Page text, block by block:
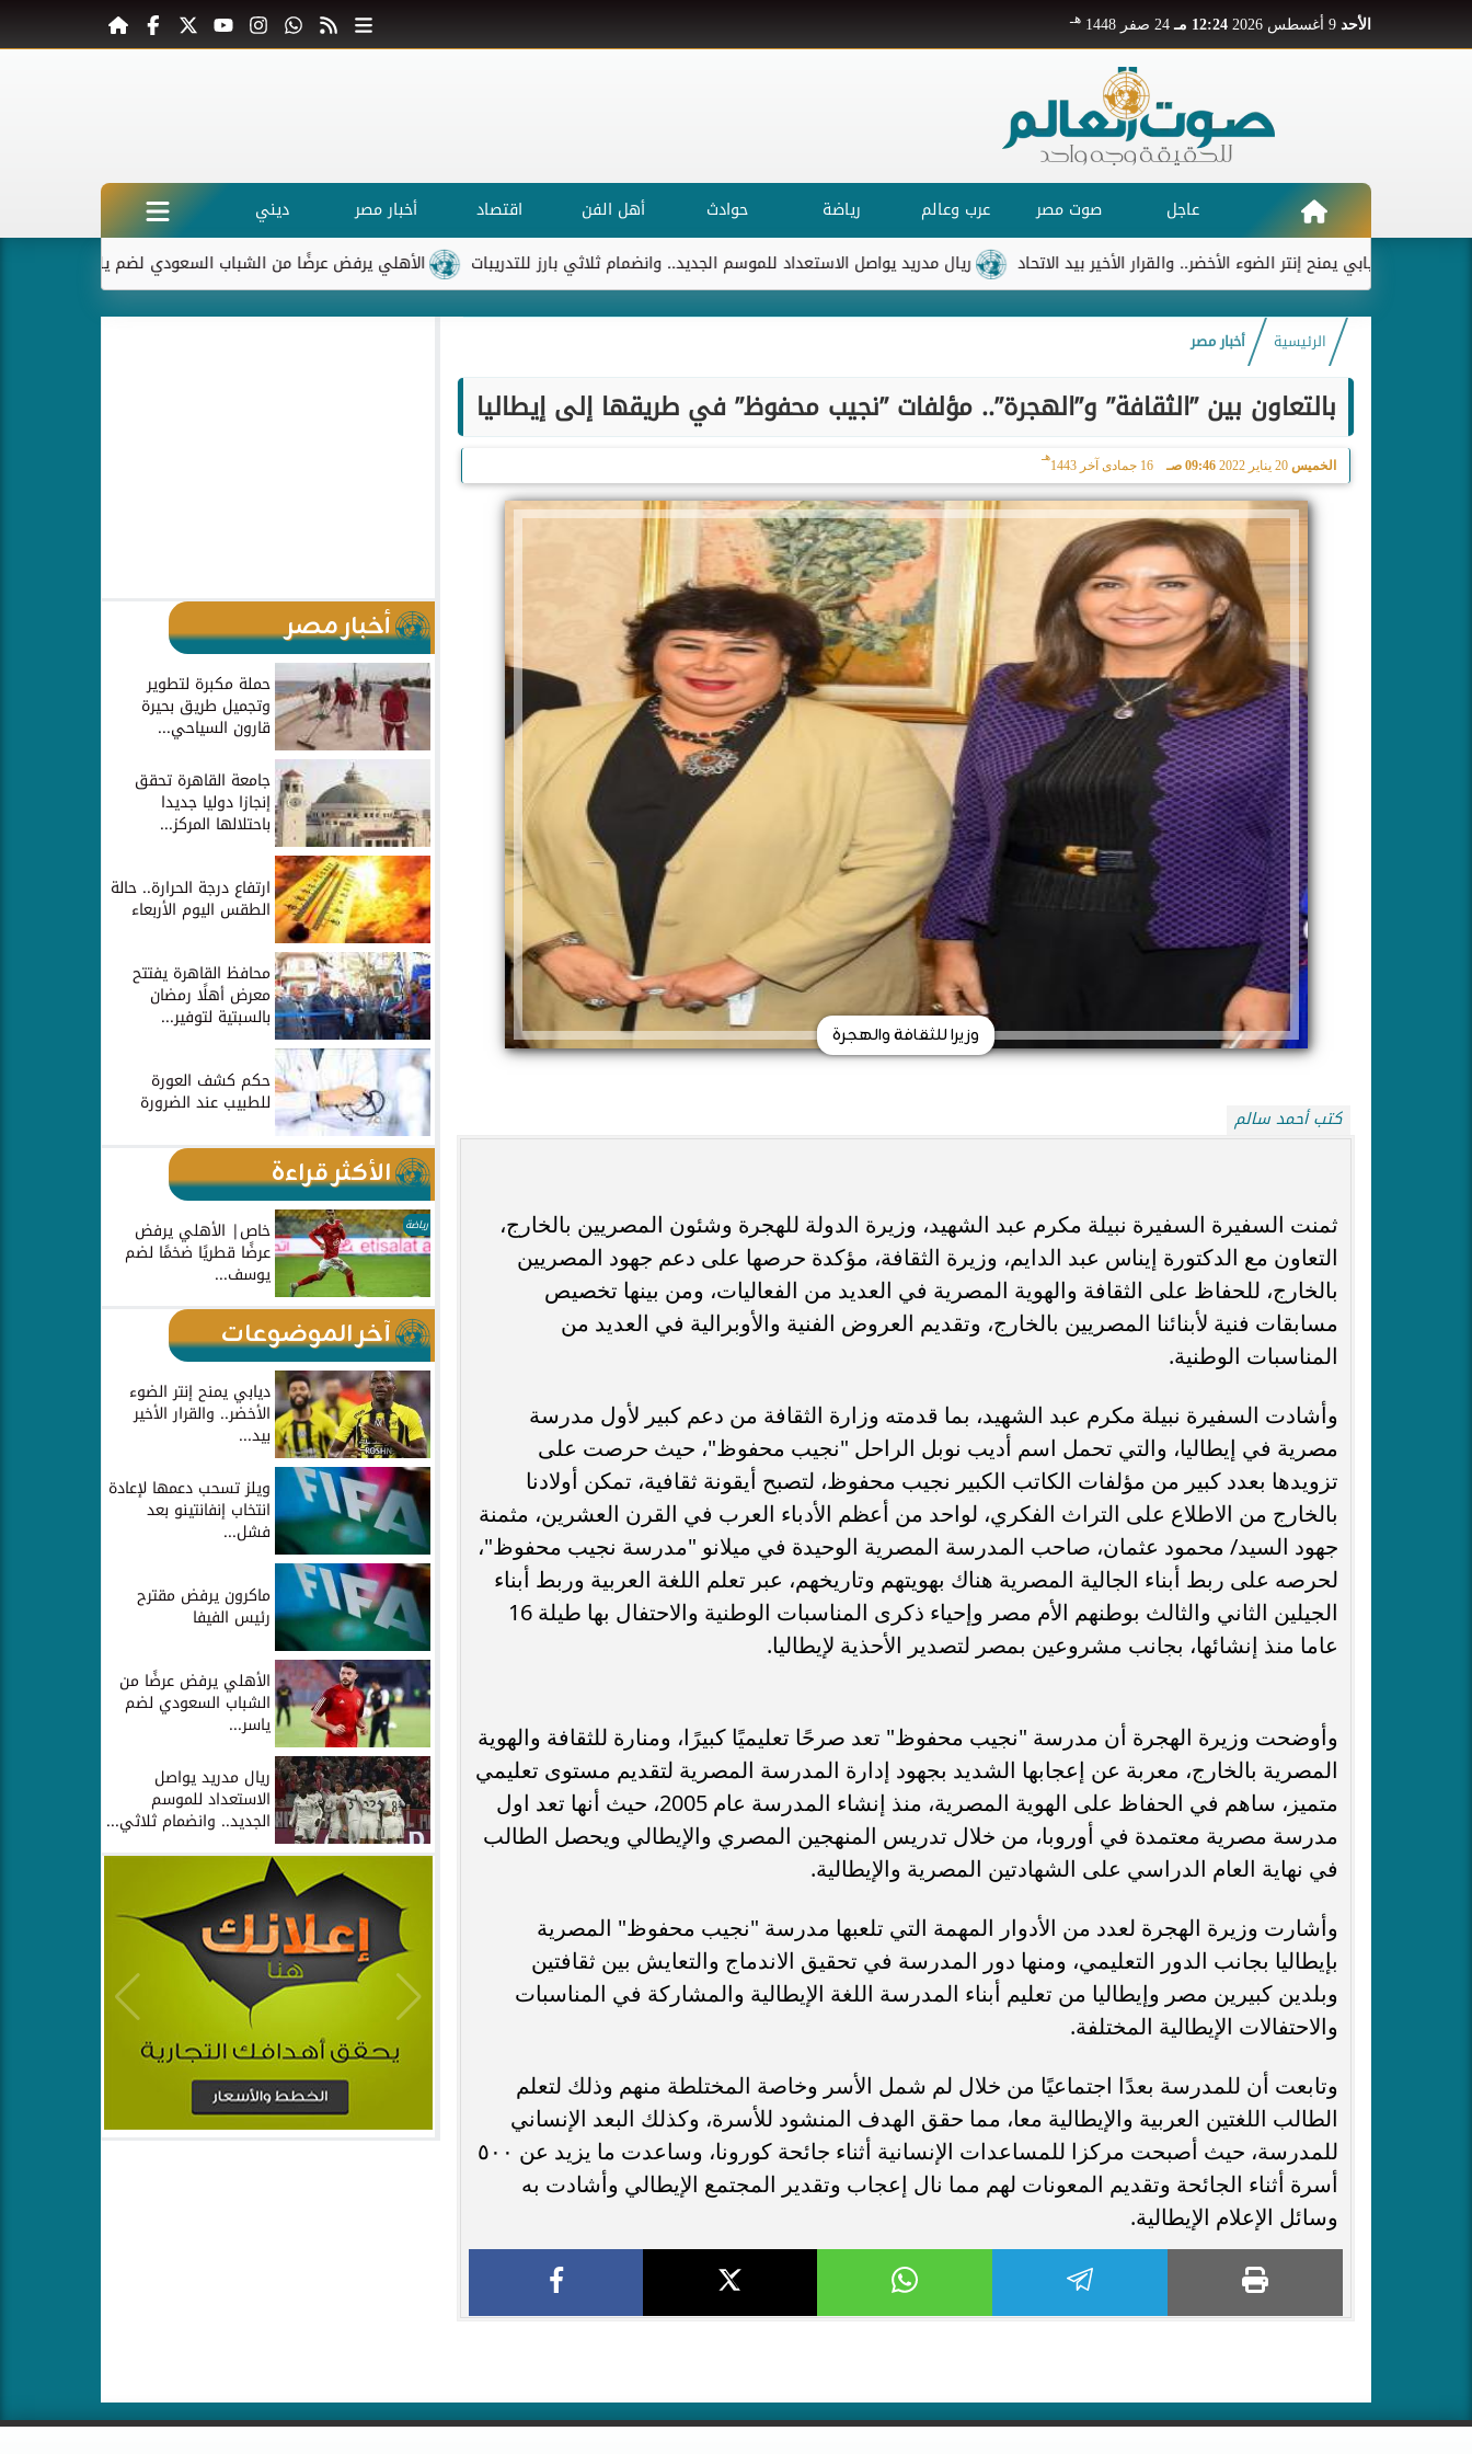
الأحد 12:24 مـ 24 صفر 1448 هـ
عاجل صوت مصر عرب وعالم رياضة حوادث أهل الفن اقتصاد أخبار مصر
ديني
الأهلي يرفض عرضًا من الشباب السعودي لضم ياسر إبراهيم ريال مدريد يواصل الاستعداد للموسم الجديد.. وانضمام ثلاثي بارز للتدريبات ديابي يمنح إنتر الضوء الأخضر.. والقرار الأخير بيد الاتحاد
الرئيسية أخبار مصر
بالتعاون بين ”الثقافة” و”الهجرة”.. مؤلفات ”نجيب محفوظ” في طريقها إلى إيطاليا
الخميس 20 يناير 2022 09:46 صـ 16 جمادى آخر 1443
هـ
وزيرا للثقافة والهجرة
كتب أحمد سالم
ثمنت السفيرة السفيرة نبيلة مكرم عبد الشهيد، وزيرة الدولة للهجرة وشئون المصريين بالخارج،
التعاون مع الدكتورة إيناس عبد الدايم، وزيرة الثقافة، مؤكدة حرصها على دعم جهود المصريين
بالخارج، للحفاظ على الثقافة والهوية المصرية في العديد من الفعاليات، ومن بينها تخصيص
مسابقات فنية لأبنائنا المصريين بالخارج، وتقديم العروض الفنية والأوبرالية في العديد من
المناسبات الوطنية.
وأشادت السفيرة نبيلة مكرم عبد الشهيد، بما قدمته وزارة الثقافة من دعم كبير لأول مدرسة
مصرية في إيطاليا، والتي تحمل اسم أديب نوبل الراحل "نجيب محفوظ"، حيث حرصت على
تزويدها بعدد كبير من مؤلفات الكاتب الكبير نجيب محفوظ، لتصبح أيقونة ثقافية، تمكن أولادنا
بالخارج من الاطلاع على التراث الفكري، لواحد من أعظم الأدباء العرب في القرن العشرين، مثمنة
جهود السيد/ محمود عثمان، صاحب المدرسة المصرية الوحيدة في ميلانو "مدرسة نجيب محفوظ"،
لحرصه على ربط أبناء الجالية المصرية هناك بهويتهم وتاريخهم، عبر تعلم اللغة العربية وربط أبناء
الجيلين الثاني والثالث بوطنهم الأم مصر وإحياء ذكرى المناسبات الوطنية والاحتفال بها طيلة 16
عاما منذ إنشائها، بجانب مشروعين بمصر لتصدير الأحذية لإيطاليا.
وأوضحت وزيرة الهجرة أن مدرسة "نجيب محفوظ" تعد صرحًا تعليميًا كبيرًا، ومنارة للثقافة والهوية
المصرية بالخارج، معربة عن إعجابها الشديد بجهود إدارة المدرسة المصرية لتقديم مستوى تعليمي
متميز، ساهم في الحفاظ على الهوية المصرية، منذ إنشاء المدرسة عام 2005، حيث أنها تعد اول
مدرسة مصرية معتمدة في أوروبا، من خلال تدريس المنهجين المصري والإيطالي ويحصل الطالب
في نهاية العام الدراسي على الشهادتين المصرية والإيطالية.
وأشارت وزيرة الهجرة لعدد من الأدوار المهمة التي تلعبها مدرسة "نجيب محفوظ" المصرية
بإيطاليا بجانب الدور التعليمي، ومنها دور المدرسة في تحقيق الاندماج والتعايش بين ثقافتين
وبلدين كبيرين مصر وإيطاليا من تعليم أبناء المدرسة اللغة الإيطالية والمشاركة في المناسبات
والاحتفالات الإيطالية المختلفة.
وتابعت أن للمدرسة بعدًا اجتماعيًا من خلال لم شمل الأسر وخاصة المختلطة منهم وذلك لتعلم
الطالب اللغتين العربية والإيطالية معا، مما حقق الهدف المنشود للأسرة، وكذلك البعد الإنساني
للمدرسة، حيث أصبحت مركزا للمساعدات الإنسانية أثناء جائحة كورونا، وساعدت ما يزيد عن ٥٠٠
أسرة أثناء الجائحة وتقديم المعونات لهم مما نال إعجاب وتقدير المجتمع الإيطالي وأشادت به
وسائل الإعلام الإيطالية.
أخبار مصر
حملة مكبرة لتطوير
وتجميل طريق بحيرة
قارون السياحي...
جامعة القاهرة تحقق
إنجازا دوليا جديدا
باحتلالها المركز...
ارتفاع درجة الحرارة.. حالة
الطقس اليوم الأربعاء
محافظ القاهرة يفتتح
معرض أهلًا رمضان
بالسبتية لتوفير...
حكم كشف العورة
للطبيب عند الضرورة
الأكثر قراءة
رياضة خاص| الأهلي يرفض
عرضًا قطريًا ضخمًا لضم
يوسف...
آخر الموضوعات
ديابي يمنح إنتر الضوء
الأخضر.. والقرار الأخير
بيد...
ويلز تسحب دعمها لإعادة
انتخاب إنفانتينو بعد
فشل...
ماكرون يرفض مقترح
رئيس الفيفا
الأهلي يرفض عرضًا من
الشباب السعودي لضم
ياسر...
ريال مدريد يواصل
الاستعداد للموسم
الجديد.. وانضمام ثلاثي...